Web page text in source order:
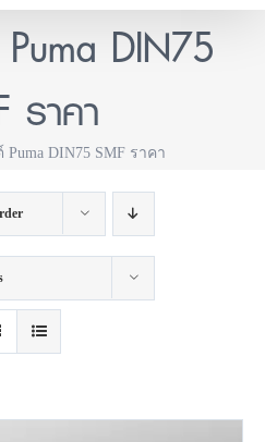
DIN75
ราคา
DIN75 SMF ราคา